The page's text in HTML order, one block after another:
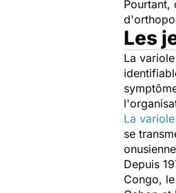
Pourtant,
Les
La
La
se
Depuis
Congo,